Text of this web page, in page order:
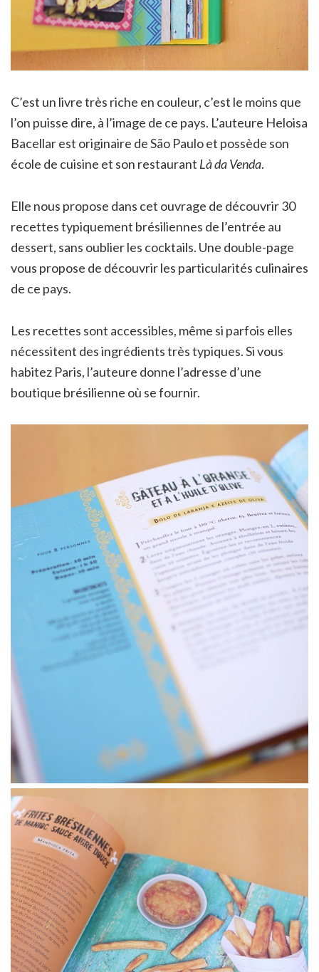
C’est un livre très riche en couleur, c’est le moins que
l’on puisse dire, à l’image de ce pays. L’auteure Heloisa
Bacellar est originaire de São Paulo et possède son
école de cuisine et son restaurant Là da Venda.
Elle nous propose dans cet ouvrage de découvrir 30
recettes typiquement brésiliennes de l’entrée au
dessert, sans oublier les cocktails. Une double-page
vous propose de découvrir les particularités culinaires
de ce pays.
Les recettes sont accessibles, même si parfois elles
nécessitent des ingrédients très typiques. Si vous
habitez Paris, l’auteure donne l’adresse d’une
boutique brésilienne où se fournir.